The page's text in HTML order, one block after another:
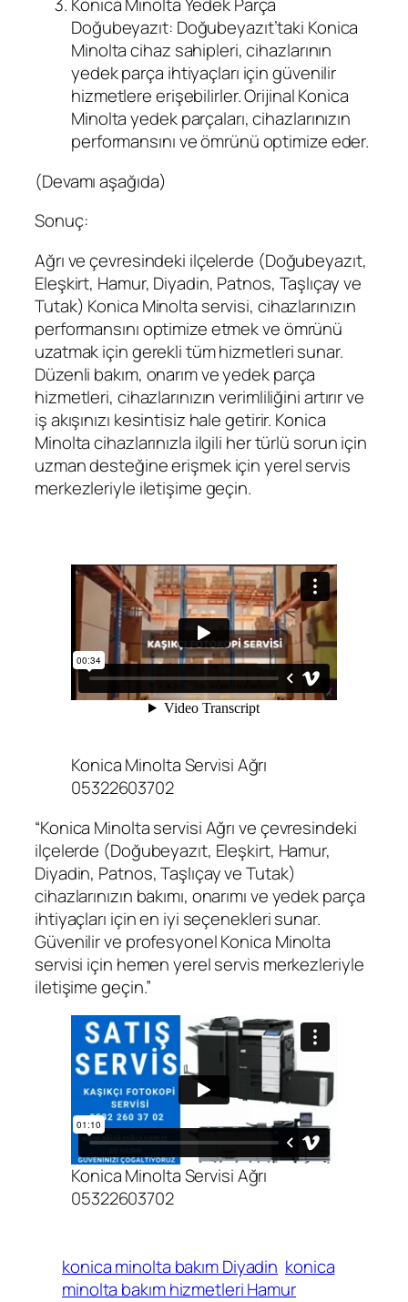
Doğubeyazıt: Doğubeyazıt’taki Konica
Minolta cihaz sahipleri, cihazlarının
yedek parça ihtiyaçları için güvenilir
hizmetlere erişebilirler. Orijinal Konica
Minolta yedek parçaları, cihazlarınızın
performansını ve ömrünü optimize eder.
(Devamı aşağıda)
Sonuç:
Ağrı ve çevresindeki ilçelerde (Doğubeyazıt,
Eleşkirt, Hamur, Diyadin, Patnos, Taşlıçay ve
Tutak) Konica Minolta servisi, cihazlarınızın
performansını optimize etmek ve ömrünü
uzatmak için gerekli tüm hizmetleri sunar.
Düzenli bakım, onarım ve yedek parça
hizmetleri, cihazlarınızın verimliliğini artırır ve
iş akışınızı kesintisiz hale getirir. Konica
Minolta cihazlarınızla ilgili her türlü sorun için
uzman desteğine erişmek için yerel servis
merkezleriyle iletişime geçin.
Konica Minolta Servisi Ağrı
05322603702
“Konica Minolta servisi Ağrı ve çevresindeki
ilçelerde (Doğubeyazıt, Eleşkirt, Hamur,
Diyadin, Patnos, Taşlıçay ve Tutak)
cihazlarınızın bakımı, onarımı ve yedek parça
ihtiyaçları için en iyi seçenekleri sunar.
Güvenilir ve profesyonel Konica Minolta
servisi için hemen yerel servis merkezleriyle
iletişime geçin.”
Konica Minolta Servisi Ağrı
05322603702
konica minolta bakım Diyadin konica
minolta bakım hizmetleri Hamur